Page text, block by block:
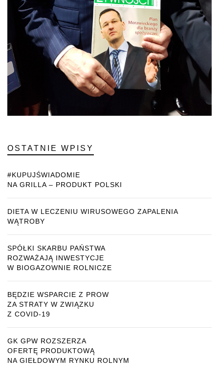
OSTATNIE WPISY
#KUPUJŚWIADOMIE
NA GRILLA – PRODUKT POLSKI
DIETA W LECZENIU WIRUSOWEGO ZAPALENIA
WĄTROBY
SPÓŁKI SKARBU PAŃSTWA
ROZWAŻAJĄ INWESTYCJE
W BIOGAZOWNIE ROLNICZE
BĘDZIE WSPARCIE Z PROW
ZA STRATY W ZWIĄZKU
Z COVID-19
GK GPW ROZSZERZA
OFERTĘ PRODUKTOWĄ
NA GIEŁDOWYM RYNKU ROLNYM